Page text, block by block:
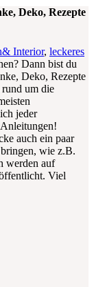
Deko, Rezepte
Interior, leckeres
Dann bist du
Deko, Rezepte
um die
jeder
auch ein paar
wie z.B.
werden auf
Viel